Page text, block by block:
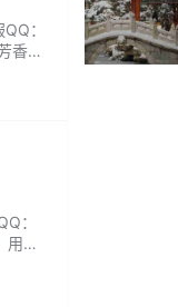
：
SP
：
品